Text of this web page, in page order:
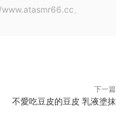
、
下一篇
不愛吃豆皮的豆皮 乳液塗抹